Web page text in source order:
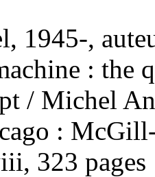
1945-,
: the
/ Michel
:
323 pages